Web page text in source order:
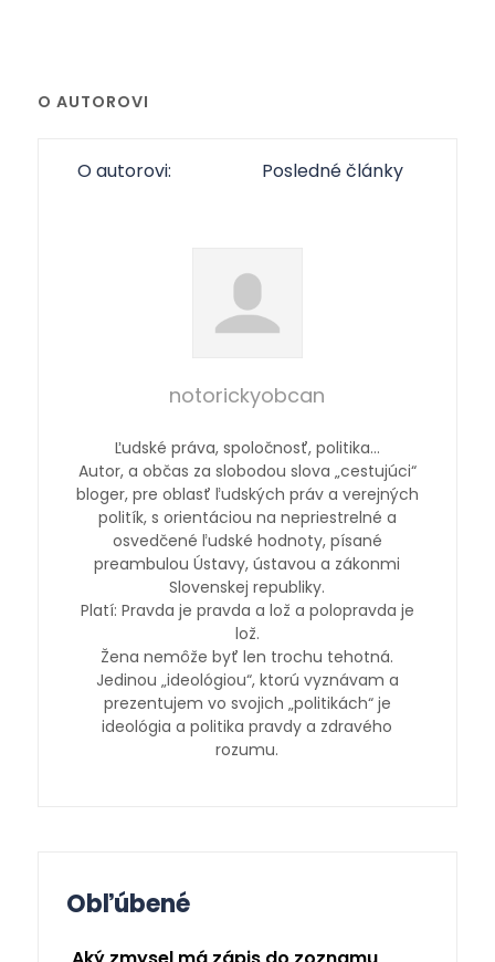
O AUTOROVI
O autorovi: Posledné články
notorickyobcan
Ľudské práva, spoločnosť, politika…
Autor, a občas za slobodou slova „cestujúci“
bloger, pre oblasť ľudských práv a verejných
politík, s orientáciou na nepriestrelné a
osvedčené ľudské hodnoty, písané
preambulou Ústavy, ústavou a zákonmi
Slovenskej republiky.
Platí: Pravda je pravda a lož a polopravda je
lož.
Žena nemôže byť len trochu tehotná.
Jedinou „ideológiou“, ktorú vyznávam a
prezentujem vo svojich „politikách“ je
ideológia a politika pravdy a zdravého
rozumu.
Obľúbené